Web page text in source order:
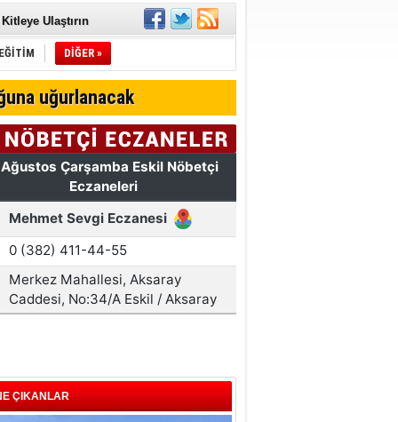
Güvenli
Ulaştırın
EĞİTİM DİĞER »
uğurlanacak
ÇIKANLAR